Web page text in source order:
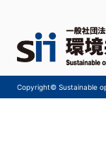
Copyright© Sustainable